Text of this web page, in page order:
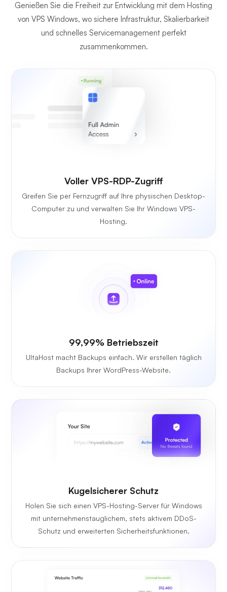
Genießen Sie die Freiheit zur Entwicklung mit dem Hosting
von VPS Windows, wo sichere Infrastruktur, Skalierbarkeit
und schnelles Servicemanagement perfekt
zusammenkommen.
Voller VPS-RDP-Zugriff
Greifen Sie per Fernzugriff auf Ihre physischen Desktop-
Computer zu und verwalten Sie Ihr Windows VPS-
Hosting.
99,99% Betriebszeit
UltaHost macht Backups einfach. Wir erstellen täglich
Backups Ihrer WordPress-Website.
Kugelsicherer Schutz
Holen Sie sich einen VPS-Hosting-Server für Windows
mit unternehmenstauglichem, stets aktivem DDoS-
Schutz und erweiterten Sicherheitsfunktionen.